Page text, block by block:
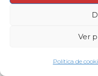
Ver
Política de
sesionesque
que necesitas y